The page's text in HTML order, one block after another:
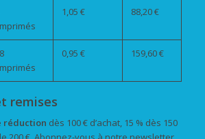
1,05 € 88,20 €
0,95 € 159,60 €
remises
réduction dès 100 € d’achat, 15 % dès 150